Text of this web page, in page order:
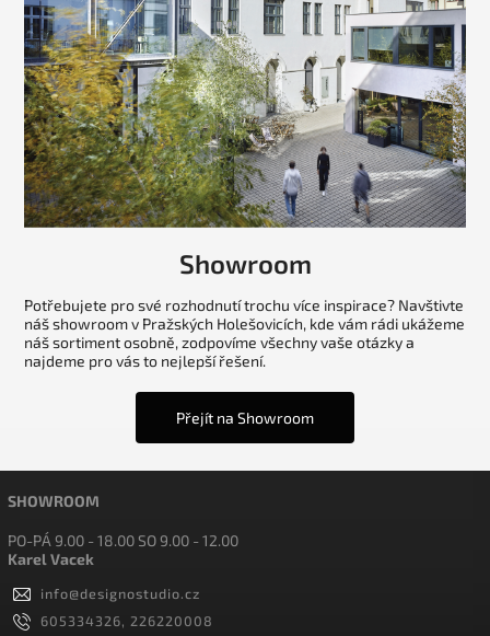
Showroom
Potřebujete pro své rozhodnutí trochu více inspirace? Navštivte
náš showroom v Pražských Holešovicích, kde vám rádi ukážeme
náš sortiment osobně, zodpovíme všechny vaše otázky a
najdeme pro vás to nejlepší řešení.
Přejít na Showroom
SHOWROOM
PO-PÁ 9.00 - 18.00 SO 9.00 - 12.00
Karel Vacek
info@designostudio.cz
605334326, 226220008